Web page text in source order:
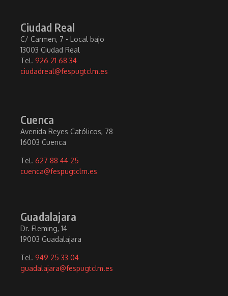
Ciudad Real
C/ Carmen, 7 - Local bajo
13003 Ciudad Real
Tel. 926 21 68 34
ciudadreal@fespugtclm.es
Cuenca
Avenida Reyes Católicos, 78
16003 Cuenca
Tel. 627 88 44 25
cuenca@fespugtclm.es
Guadalajara
Dr. Fleming, 14
19003 Guadalajara
Tel. 949 25 33 04
guadalajara@fespugtclm.es